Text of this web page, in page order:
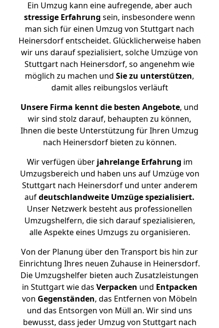
Ein Umzug kann eine aufregende, aber auch
stressige Erfahrung sein, insbesondere wenn
man sich für einen Umzug von Stuttgart nach
Heinersdorf entscheidet. Glücklicherweise haben
wir uns darauf spezialisiert, solche Umzüge von
Stuttgart nach Heinersdorf, so angenehm wie
möglich zu machen und Sie zu unterstützen,
damit alles reibungslos verläuft
Unsere Firma kennt die besten Angebote, und
wir sind stolz darauf, behaupten zu können,
Ihnen die beste Unterstützung für Ihren Umzug
nach Heinersdorf bieten zu können.
Wir verfügen überjahrelange Erfahrung im
Umzugsbereich und haben uns auf Umzüge von
Stuttgart nach Heinersdorf und unter anderem
aufdeutschlandweite Umzüge spezialisiert.
Unser Netzwerk besteht aus professionellen
Umzugshelfern, die sich darauf spezialisieren,
alle Aspekte eines Umzugs zu organisieren.
Von der Planung über den Transport bis hin zur
Einrichtung Ihres neuen Zuhause in Heinersdorf.
Die Umzugshelfer bieten auch Zusatzleistungen
in Stuttgart wie das Verpacken und Entpacken
von Gegenständen, das Entfernen von Möbeln
und das Entsorgen von Müll an. Wir sind uns
bewusst, dass jeder Umzug von Stuttgart nach